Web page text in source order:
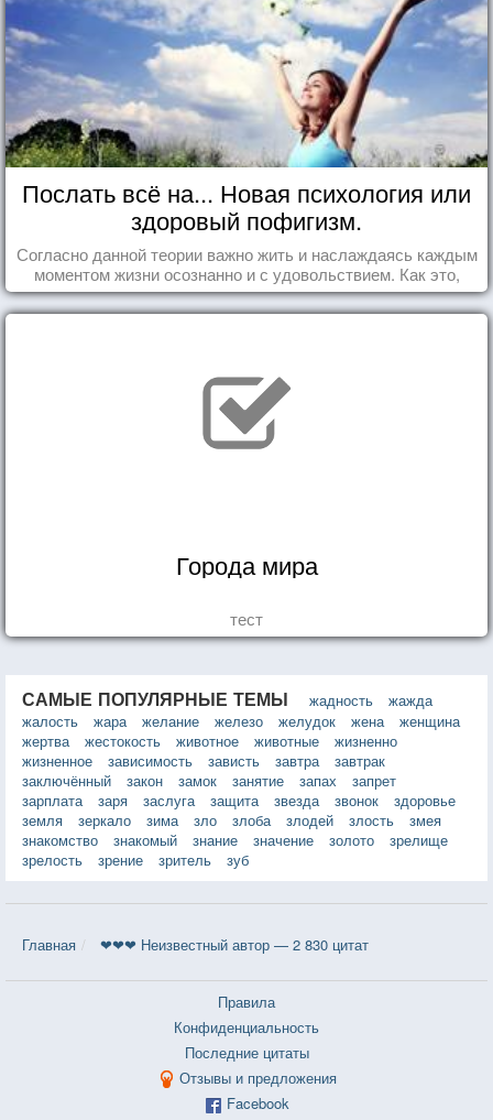
Послать всё на... Новая психология или
здоровый пофигизм.
Согласно данной теории важно жить и наслаждаясь каждым
моментом жизни осознанно и с удовольствием. Как это,
попробуем разобраться на реальных примерах.
Города мира
тест
САМЫЕ ПОПУЛЯРНЫЕ ТЕМЫ жадность
жажда
жалость
жара желание железо желудок жена
женщина
жертва
жестокость животное животные
жизненно
жизненное
зависимость зависть завтра
завтрак
заключённый
закон замок занятие запах
запрет
зарплата
заря заслуга защита звезда звонок
здоровье
земля
зеркало зима зло злоба злодей злость
змея
знакомство
знакомый знание значение золото
зрелище
зрелость
зрение зритель зуб
Главная ❤❤❤ Неизвестный автор — 2 830 цитат
Правила
Конфиденциальность
Последние цитаты
Отзывы и предложения
Facebook